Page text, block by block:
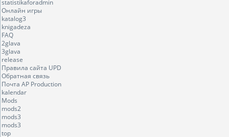
statistikaforadmin
Онлайн игры
katalog3
knigadeza
FAQ
2glava
3glava
release
Правила сайта UPD
Обратная связь
Почта AP Production
kalendar
Mods
mods2
mods3
mods3
top